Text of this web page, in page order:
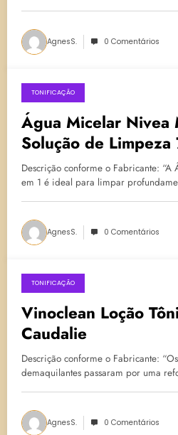
AgnesS. 0 Comentários
20 de janeiro de 2025
TONIFICAÇÃO
Água Micelar Nivea
Solução de Limpeza
Descrição conforme o Fabricante:
em 1 é ideal para limpar
AgnesS. 0 Comentários
25 de outubro de 2024
TONIFICAÇÃO
Vinoclean Loção
Caudalie
Descrição conforme o Fabricante:
demaquilantes passaram por uma
AgnesS. 0 Comentários